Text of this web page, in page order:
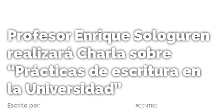
Profesor Enrique Sologuren
realizará Charla sobre
“Prácticas de escritura en
la Universidad”
Escrito por: #CENTRO